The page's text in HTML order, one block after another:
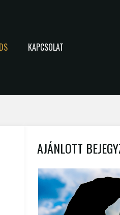
KAPCSOLAT
AJÁNLOTT